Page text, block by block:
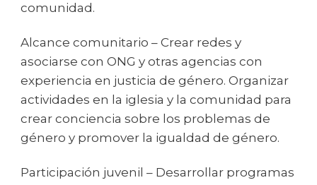
comunidad.
Alcance comunitario – Crear redes y
asociarse con ONG y otras agencias con
experiencia en justicia de género. Organizar
actividades en la iglesia y la comunidad para
crear conciencia sobre los problemas de
género y promover la igualdad de género.
Participación juvenil – Desarrollar programas